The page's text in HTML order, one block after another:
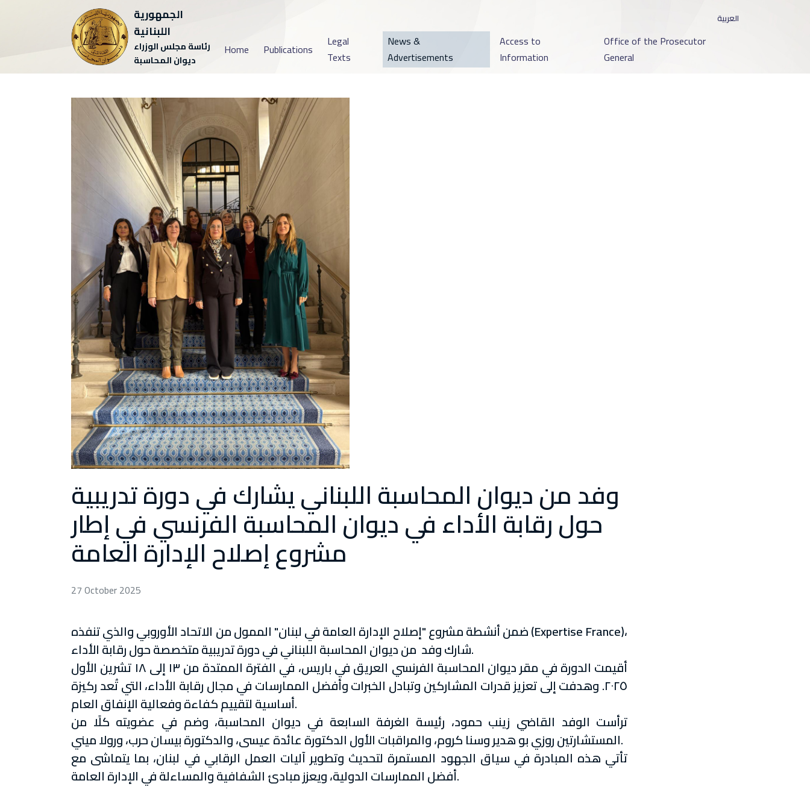
العربية
الجمهورية
اللبنانية
رئاسة مجلس الوزراء
ديوان المحاسبة
Home Publications
Legal
Texts
News &
Advertisements
Access to
Information
Office of the Prosecutor
General
وفد من ديوان المحاسبة اللبناني يشارك في دورة تدريبية
حول رقابة الأداء في ديوان المحاسبة الفرنسي في إطار
مشروع إصلاح الإدارة العامة
27 October 2025
ضمن أنشطة مشروع "إصلاح الإدارة العامة في لبنان" الممول من الاتحاد الأوروبي والذي تنفذه (Expertise France)،
شارك وفد من ديوان المحاسبة اللبناني في دورة تدريبية متخصصة حول رقابة الأداء.
أقيمت الدورة في مقر ديوان المحاسبة الفرنسي العريق في باريس، في الفترة الممتدة من ١٣ إلى ١٨ تشرين الأول
٢٠٢٥. وهدفت إلى تعزيز قدرات المشاركين وتبادل الخبرات وأفضل الممارسات في مجال رقابة الأداء، التي تُعد ركيزة
أساسية لتقييم كفاءة وفعالية الإنفاق العام.
ترأست الوفد القاضي زينب حمود، رئيسة الغرفة السابعة في ديوان المحاسبة، وضم في عضويته كلًا من
المستشارتين روزي بو هدير وسنا كروم، والمراقبات الأول الدكتورة عائدة عيسى، والدكتورة بيسان حرب، ورولا ميني.
تأتي هذه المبادرة في سياق الجهود المستمرة لتحديث وتطوير آليات العمل الرقابي في لبنان، بما يتماشى مع
أفضل الممارسات الدولية، ويعزز مبادئ الشفافية والمساءلة في الإدارة العامة.